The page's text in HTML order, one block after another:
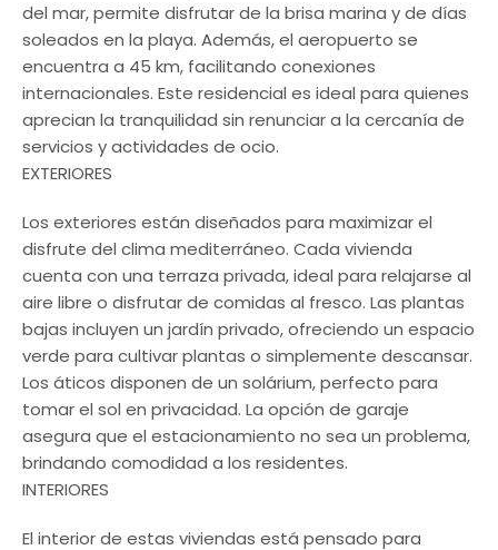
del mar, permite disfrutar de la brisa marina y de días
soleados en la playa. Además, el aeropuerto se
encuentra a 45 km, facilitando conexiones
internacionales. Este residencial es ideal para quienes
aprecian la tranquilidad sin renunciar a la cercanía de
servicios y actividades de ocio.
EXTERIORES
Los exteriores están diseñados para maximizar el
disfrute del clima mediterráneo. Cada vivienda
cuenta con una terraza privada, ideal para relajarse al
aire libre o disfrutar de comidas al fresco. Las plantas
bajas incluyen un jardín privado, ofreciendo un espacio
verde para cultivar plantas o simplemente descansar.
Los áticos disponen de un solárium, perfecto para
tomar el sol en privacidad. La opción de garaje
asegura que el estacionamiento no sea un problema,
brindando comodidad a los residentes.
INTERIORES
El interior de estas viviendas está pensado para